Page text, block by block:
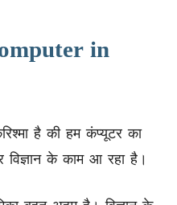
in
है की हम कंप्यूटर का
के काम आ रहा है।